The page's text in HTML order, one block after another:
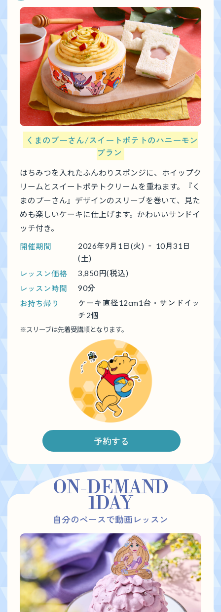
くまのプーさん/スイートポテトのハニーモン
ブラン
はちみつを入れたふんわりスポンジに、ホイップク
リームとスイートポテトクリームを重ねます。『く
まのプーさん』デザインのスリーブを巻いて、見た
めも楽しいケーキに仕上げます。かわいいサンドイ
ッチ付き。
開催期間
2026年9月1日(火) ‐ 10月31日
(土)
レッスン価格 3,850円(税込)
レッスン時間 90分
お持ち帰り
ケーキ直径12cm1台・サンドイッ
チ2個
※スリーブは先着受講順となります。
予約する
ON-DEMAND
1DAY
自分のペースで動画レッスン